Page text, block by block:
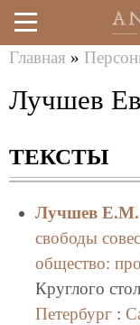
к
здесь
Главная »
Лучшев
ТЕКСТЫ
Лучшев Е.М.
свободы
общество:
Круглого
Петербург: